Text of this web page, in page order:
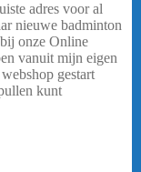
adres voor al
nieuwe badminton
onze Online
vanuit mijn eigen
gestart
kunt